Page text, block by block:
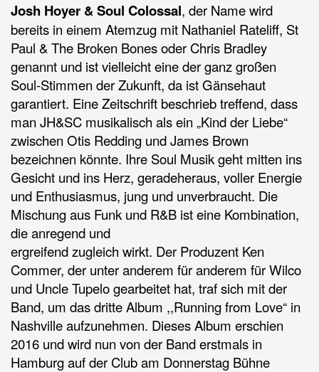
Josh Hoyer & Soul Colossal, der Name wird
bereits in einem Atemzug mit Nathaniel Rateliff, St
Paul & The Broken Bones oder Chris Bradley
genannt und ist vielleicht eine der ganz großen
Soul-Stimmen der Zukunft, da ist Gänsehaut
garantiert. Eine Zeitschrift beschrieb treffend, dass
man JH&SC musikalisch als ein „Kind der Liebe“
zwischen Otis Redding und James Brown
bezeichnen könnte. Ihre Soul Musik geht mitten ins
Gesicht und ins Herz, geradeheraus, voller Energie
und Enthusiasmus, jung und unverbraucht. Die
Mischung aus Funk und R&B ist eine Kombination,
die anregend und
ergreifend zugleich wirkt. Der Produzent Ken
Commer, der unter anderem für anderem für Wilco
und Uncle Tupelo gearbeitet hat, traf sich mit der
Band, um das dritte Album ,,Running from Love“ in
Nashville aufzunehmen. Dieses Album erschien
2016 und wird nun von der Band erstmals in
Hamburg auf der Club am Donnerstag Bühne